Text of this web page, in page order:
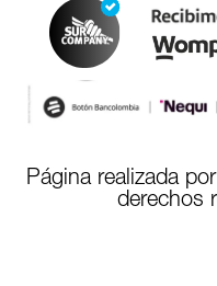
Página realizada
derechos